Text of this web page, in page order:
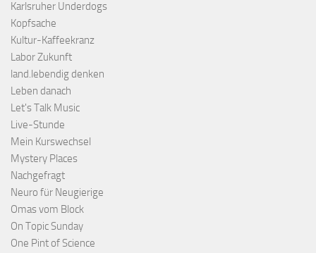
Karlsruher Underdogs
Kopfsache
Kultur-Kaffeekranz
Labor Zukunft
land.lebendig denken
Leben danach
Let's Talk Music
Live-Stunde
Mein Kurswechsel
Mystery Places
Nachgefragt
Neuro für Neugierige
Omas vom Block
On Topic Sunday
One Pint of Science